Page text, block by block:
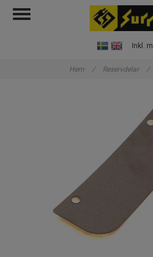
Inkl.
Hem / Reservdelar /